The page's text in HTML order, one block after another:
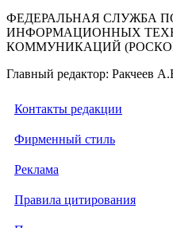
ФЕДЕРАЛЬНАЯ СЛУЖБА
ИНФОРМАЦИОННЫХ
КОММУНИКАЦИЙ
Главный редактор: Ракчеев
Контакты редакции
Фирменный стиль
Реклама
Правила цитирования